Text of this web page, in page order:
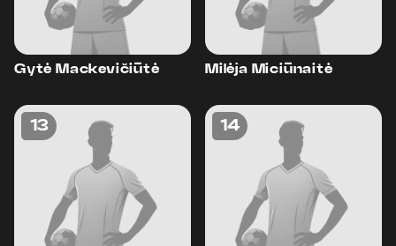
Gytė Mackevičiūtė Milėja Miciūnaitė
13 14